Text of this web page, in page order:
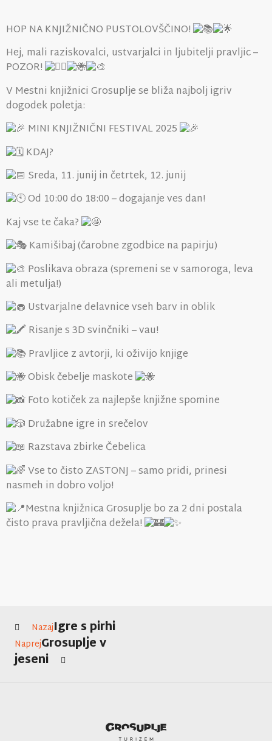
HOP NA KNJIŽNIČNO PUSTOLOVŠČINO!
Hej, mali raziskovalci, ustvarjalci in ljubitelji pravljic –
POZOR!
V Mestni knjižnici Grosuplje se bliža najbolj igriv
dogodek poletja:
MINI KNJIŽNIČNI FESTIVAL 2025
KDAJ?
Sreda, 11. junij in četrtek, 12. junij
Od 10:00 do 18:00 – dogajanje ves dan!
Kaj vse te čaka?
Kamišibaj (čarobne zgodbice na papirju)
Poslikava obraza (spremeni se v samoroga, leva
ali metulja!)
Ustvarjalne delavnice vseh barv in oblik
Risanje s 3D svinčniki – vau!
Pravljice z avtorji, ki oživijo knjige
Obisk čebelje maskote
Foto kotiček za najlepše knjižne spomine
Družabne igre in srečelov
Razstava zbirke Čebelica
Vse to čisto ZASTONJ – samo pridi, prinesi
nasmeh in dobro voljo!
Mestna knjižnica Grosuplje bo za 2 dni postala
čisto prava pravljična dežela!
NazajIgre s pirhi
NaprejGrosuplje v
jeseni